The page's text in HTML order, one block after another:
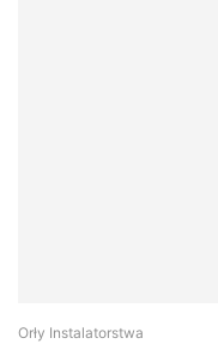
Orły Instalatorstwa